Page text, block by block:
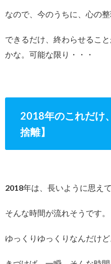
なので、今のうちに、心の
できるだけ、終わらせるこ
かな。可能な限り・・・
2018年のこれだけ
捨離】
2018年は、長いように思え
そんな時間が流れそうです。
ゆっくりゆっくりなんだけど